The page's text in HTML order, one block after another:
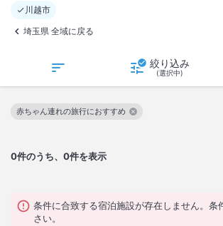
川越市
埼玉県 全域に戻る
絞り込み
(選択中)
0件のうち、0件を表示
赤ちゃん連れの旅行におすすめ
この絞り込み条件を解除
条件に合致する宿泊施設が存在しません。条
さい。